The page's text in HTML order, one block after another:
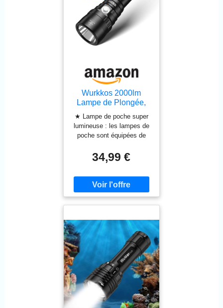
double-clic anti-démarrage
accidentel. BATTERIE
RECHARGEABLE USB
LONGUE AUTONOMIE -
Jusqu'à 135 minutes en
en mode Low). Rechargeable
via câble USB inclus sur PC
ou adaptateur 5V (charge en
4h30). Indicateur LED de
charge de batterie visible
pendant la plongée pour
contrôle optimal.
CONSTRUCTION
ALUMINIUM ANODISÉ
ROBUSTE - Corps en
résistant (300g avec batterie),
diamètre 26mm, longueur
182mm. Poignée tubulaire
d'une seule main, sangle de
poignet réglable incluse.
Système de contrôle
thermique pour usage hors de
l'eau. ÉTUI MATELASSÉ
INCLUS ET PROTECTION
COMPLÈTE - Livrée avec
housse rembourrée zippée en
Wurkkos 2000lm
Lampe de Plongée,
150m IPX8, LED
SST40 Sous-Marine
★ Lampe de poche super
lumineuse : les lampes de
poche sont équipées de
qualité supérieure avec une
durée de vie de plus de
de 3000 mAh assure une
grande autonomie malgré
Étanchéité IPX8 : étanche
jusqu'à 150 mètres de
profondeur, une
construction d'étanchéité
spéciale avec double joint
d'étanchéité en caoutchouc
assure une excellente
étanchéité, même sous
une pression d'eau élevée.
Chaque lampe de poche
34,99 €